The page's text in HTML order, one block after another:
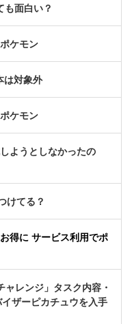
面白い？
ケモン
は対象外
ケモン
ようとしなかったの
けてる？
得に サービス利用でポ
ャレンジ」タスク内容・
ザーピカチュウを入手